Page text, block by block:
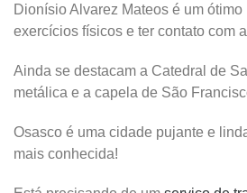
Dionísio Alvarez Mateos é um
exercícios físicos e ter contato com
Ainda se destacam a Catedral de
metálica e a capela de São
Osasco é uma cidade pujante e
mais conhecida!